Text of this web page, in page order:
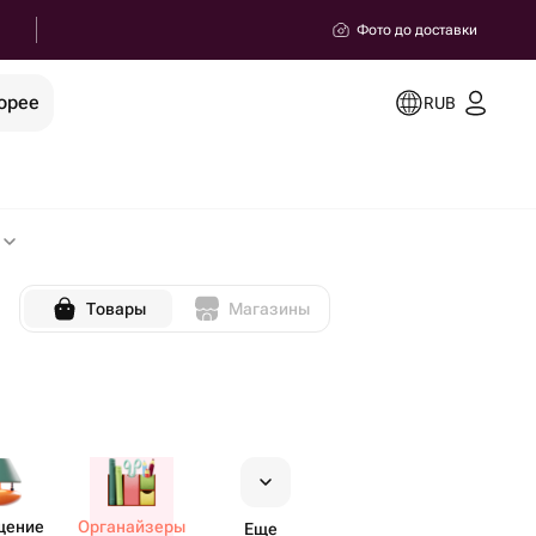
Фото до доставки
RUB
Товары Магазины
Орган​айзеры
Еще